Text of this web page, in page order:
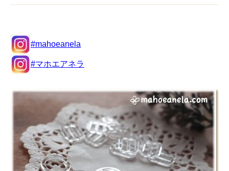
#mahoeanela
#マホエアネラ